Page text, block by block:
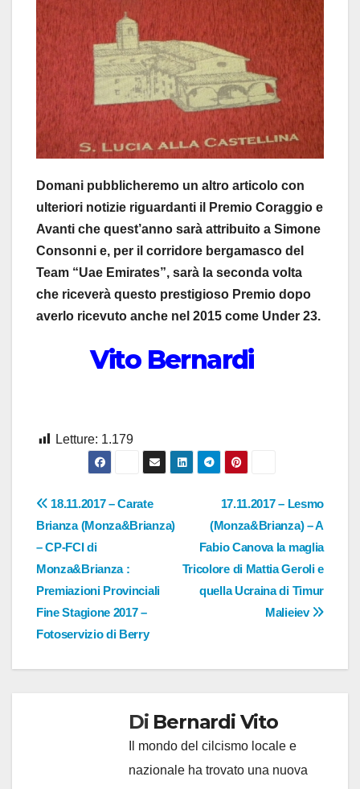
Domani pubblicheremo un altro articolo con
ulteriori notizie riguardanti il Premio Coraggio e
Avanti che quest’anno sarà attribuito a Simone
Consonni e, per il corridore bergamasco del
Team “Uae Emirates”, sarà la seconda volta
che riceverà questo prestigioso Premio dopo
averlo ricevuto anche nel 2015 come Under 23.
Vito Bernardi
Letture: 1.179
Navigazione
articoli
17.11.2017 – Lesmo
(Monza&Brianza) – A
Fabio Canova la maglia
Tricolore di Mattia Geroli e
quella Ucraina di Timur
Malieiev
18.11.2017 – Carate
Brianza (Monza&Brianza)
– CP-FCI di
Monza&Brianza :
Premiazioni Provinciali
Fine Stagione 2017 –
Fotoservizio di Berry
Di Bernardi Vito
Il mondo del cilcismo locale e
nazionale ha trovato una nuova